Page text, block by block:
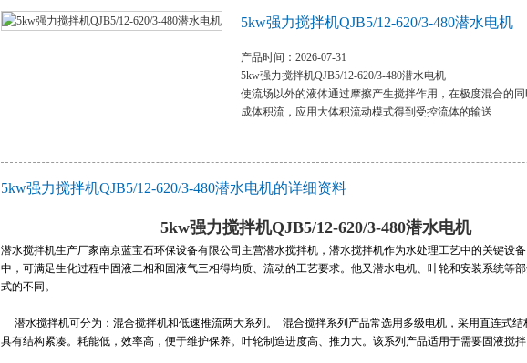
5kw强力搅拌机QJB5/12-620/3-480潜水电机
产品时间：2026-07-31
5kw强力搅拌机QJB5/12-620/3-480潜水电机
使流场以外的液体通过摩擦产生搅拌作用，在极度混合的
成体积流，应用大体积流动模式得到受控流体的输送
5kw强力搅拌机QJB5/12-620/3-480潜水电机的详细资料
5kw强力搅拌机QJB5/12-620/3-480潜水电机
潜水搅拌机生产厂家南京蓝宝石环保设备有限公司主营潜水搅拌机，潜水搅拌机作为水处理工艺中的关键设
中，可满足生化过程中固液二相和固液气三相得均质、流动的工艺要求。他又潜水电机、叶轮和安装系统等
式的不同。
潜水搅拌机可分为：混合搅拌机和低速推流两大系列。 混合搅拌系列产品常选用多级电机，采用直连式结
具有结构紧凑。耗能低，效率高，便于维护保养。叶轮制造进度高、推力大。该系列产品适用于需要固液搅拌